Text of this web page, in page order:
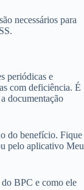
necessários para
periódicas e
com deficiência. É
documentação
do benefício. Fique
pelo aplicativo Meu
BPC e como ele